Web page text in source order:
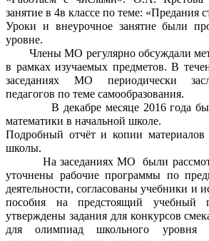
занятие в 4в классе по теме: «Предания
Уроки и внеурочное занятие были
уровне.
Члены МО регулярно обсуждали
в рамках изучаемых предметов. В
заседаниях МО периодически
педагогов по теме самообразования.
В декабре месяце 2016 года
математики в начальной школе.
Подробный отчёт и копии
школы.
На заседаниях МО были
уточнены рабочие программы по
деятельности, согласованы учебники и
пособия на предстоящий учебный
утверждены задания для конкурсов
для олимпиад школьного